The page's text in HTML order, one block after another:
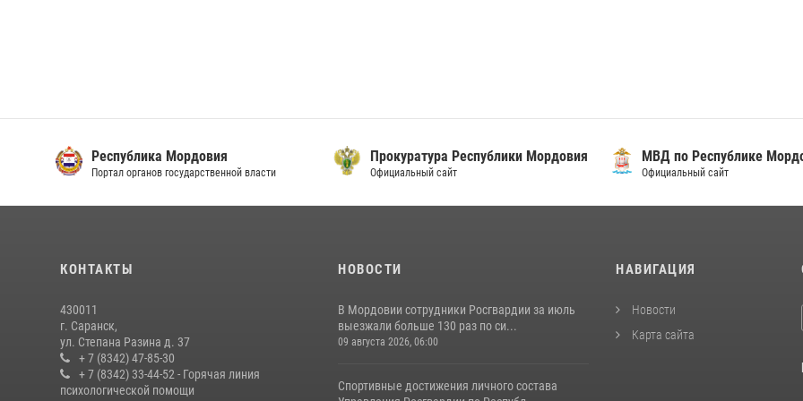
Республика Мордовия
Портал органов государственной власти
Прокуратура Республики Мордовия
Официальный сайт
МВД по Республике
Официальный сайт
КОНТАКТЫ
430011
г. Саранск,
ул. Степана Разина д. 37
+ 7 (8342) 47-85-30
+ 7 (8342) 33-44-52 - Горячая линия
психологической помощи
НОВОСТИ
В Мордовии сотрудники Росгвардии за июль
выезжали больше 130 раз по си...
09 августа 2026, 06:00
Спортивные достижения личного состава
НАВИГАЦИЯ
Новости
Карта сайта